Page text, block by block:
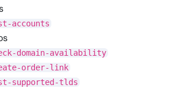
accounts
domain-availability
order-link
supported-tlds